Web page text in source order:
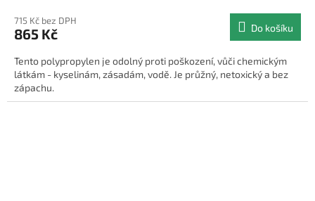
715 Kč bez DPH
865 Kč Do košíku
Tento polypropylen je odolný proti poškození, vůči chemickým
látkám - kyselinám, zásadám, vodě. Je průžný, netoxický a bez
zápachu.